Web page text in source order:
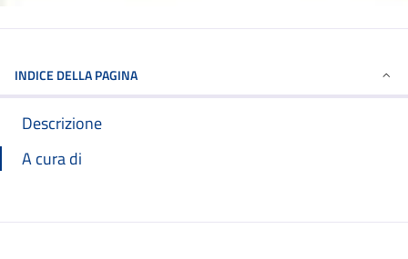
INDICE DELLA PAGINA
Descrizione
A cura di